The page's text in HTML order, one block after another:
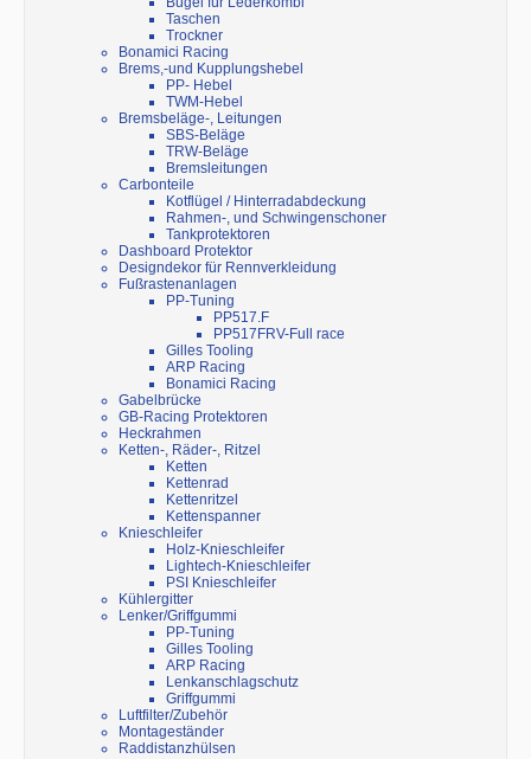
Taschen
Trockner
Bonamici Racing
Brems,-und Kupplungshebel
PP- Hebel
TWM-Hebel
Bremsbeläge-, Leitungen
SBS-Beläge
TRW-Beläge
Bremsleitungen
Carbonteile
Kotflügel / Hinterradabdeckung
Rahmen-, und Schwingenschoner
Tankprotektoren
Dashboard Protektor
Designdekor für Rennverkleidung
Fußrastenanlagen
PP-Tuning
PP517.F
PP517FRV-Full race
Gilles Tooling
ARP Racing
Bonamici Racing
Gabelbrücke
GB-Racing Protektoren
Heckrahmen
Ketten-, Räder-, Ritzel
Ketten
Kettenrad
Kettenritzel
Kettenspanner
Knieschleifer
Holz-Knieschleifer
Lightech-Knieschleifer
PSI Knieschleifer
Kühlergitter
Lenker/Griffgummi
PP-Tuning
Gilles Tooling
ARP Racing
Lenkanschlagschutz
Griffgummi
Luftfilter/Zubehör
Montageständer
Raddistanzhülsen